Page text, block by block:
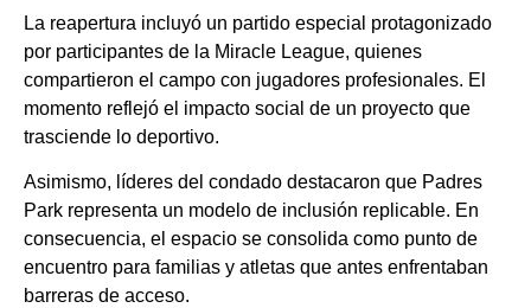
La reapertura incluyó un partido especial protagonizado
por participantes de la Miracle League, quienes
compartieron el campo con jugadores profesionales. El
momento reflejó el impacto social de un proyecto que
trasciende lo deportivo.
Asimismo, líderes del condado destacaron que Padres
Park representa un modelo de inclusión replicable. En
consecuencia, el espacio se consolida como punto de
encuentro para familias y atletas que antes enfrentaban
barreras de acceso.